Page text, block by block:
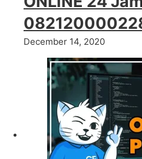
December 14, 2020